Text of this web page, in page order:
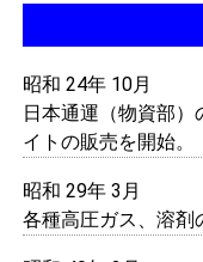
昭和 24年 10月
日本通運（物資部
イトの販売を開始。
昭和 29年 3月
各種高圧ガス、溶剤